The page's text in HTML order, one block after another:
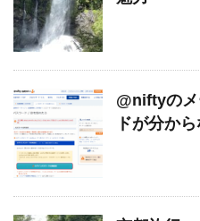
@niftyの
ドが分か